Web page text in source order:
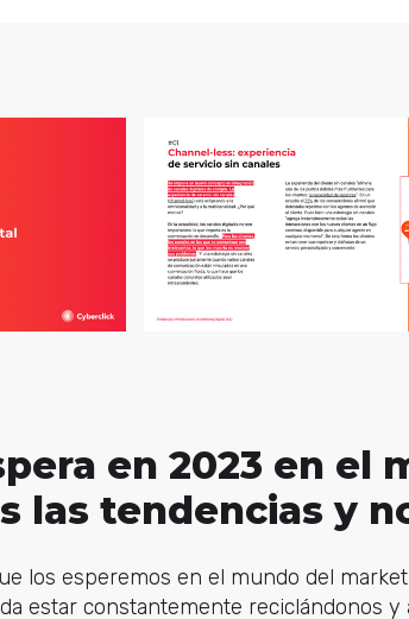
en 2023 en
las tendencias y
los esperemos en el mundo del
estar constantemente reciclándonos y